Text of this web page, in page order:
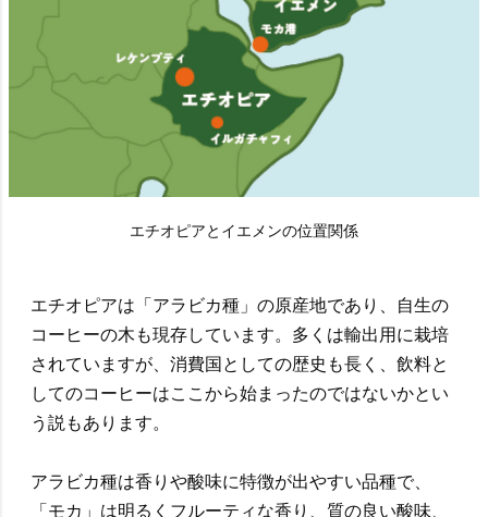
エチオピアとイエメンの位置関係
エチオピアは「アラビカ種」の原産地であり、自生の
コーヒーの木も現存しています。多くは輸出用に栽培
されていますが、消費国としての歴史も長く、飲料と
してのコーヒーはここから始まったのではないかとい
う説もあります。
アラビカ種は香りや酸味に特徴が出やすい品種で、
「モカ」は明るくフルーティな香り、質の良い酸味、